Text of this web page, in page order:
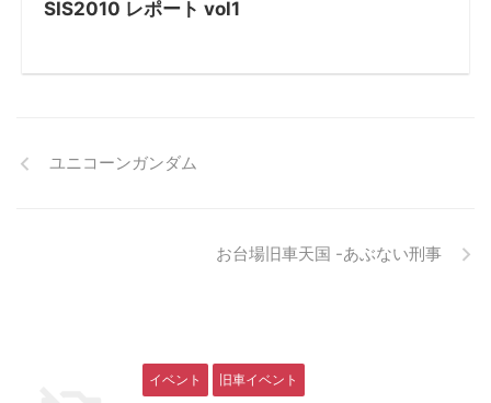
SIS2010 レポート vol1
ユニコーンガンダム
お台場旧車天国 -あぶない刑事
イベント 旧車イベント